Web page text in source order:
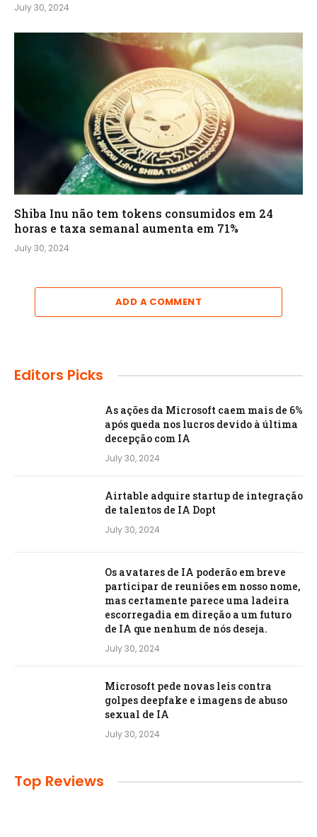
July 30, 2024
Shiba Inu não tem tokens consumidos em 24
horas e taxa semanal aumenta em 71%
July 30, 2024
ADD A COMMENT
Editors Picks
As ações da Microsoft caem mais de 6%
após queda nos lucros devido à última
decepção com IA
July 30, 2024
Airtable adquire startup de integração
de talentos de IA Dopt
July 30, 2024
Os avatares de IA poderão em breve
participar de reuniões em nosso nome,
mas certamente parece uma ladeira
escorregadia em direção a um futuro
de IA que nenhum de nós deseja.
July 30, 2024
Microsoft pede novas leis contra
golpes deepfake e imagens de abuso
sexual de IA
July 30, 2024
Top Reviews